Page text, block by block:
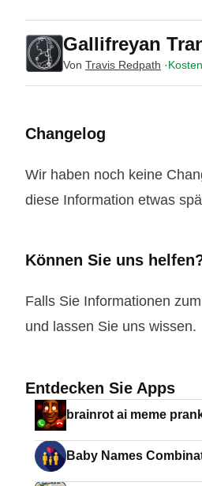
Gallifreyan
Von Travis Redpath
Changelog
Wir haben noch keine
diese Information etwas
Können Sie uns
Falls Sie Informationen
und lassen Sie uns wissen.
Entdecken Sie Apps
brainrot ai meme prank
Baby Names